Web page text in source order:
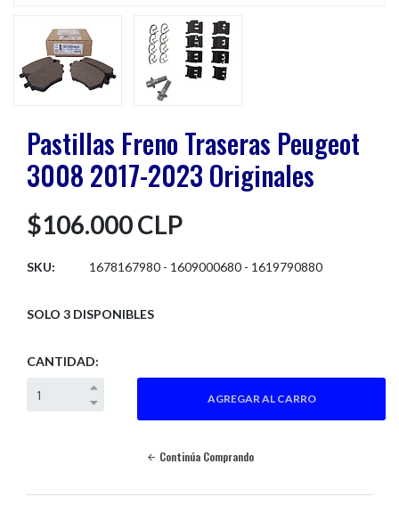
Pastillas Freno Traseras Peugeot
3008 2017-2023 Originales
$106.000 CLP
SKU: 1678167980 - 1609000680 - 1619790880
SOLO 3 DISPONIBLES
CANTIDAD:
Continúa Comprando